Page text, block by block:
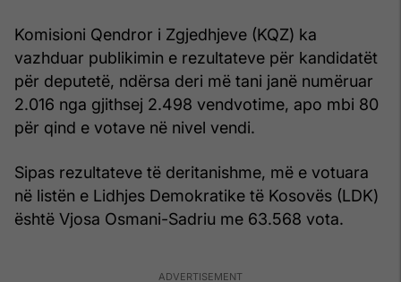
Komisioni Qendror i Zgjedhjeve (KQZ) ka
vazhduar publikimin e rezultateve për kandidatët
për deputetë, ndërsa deri më tani janë numëruar
2.016 nga gjithsej 2.498 vendvotime, apo mbi 80
për qind e votave në nivel vendi.
Sipas rezultateve të deritanishme, më e votuara
në listën e Lidhjes Demokratike të Kosovës (LDK)
është Vjosa Osmani-Sadriu me 63.568 vota.